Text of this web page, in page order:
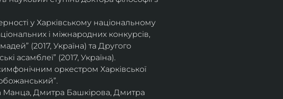
у Харківському національному
і міжнародних конкурсів,
(2017, Україна) та Другого
асамблеї” (2017, Україна).
оркестром Харківської
Манца, Дмитра Башкірова, Дмитра